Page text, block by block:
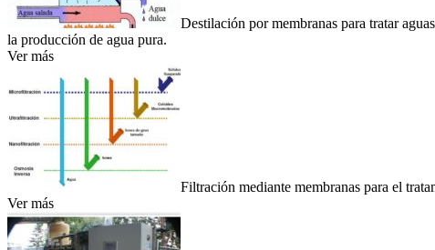
Destilación por membranas para tratar
la producción de agua pura.
Ver más
Filtración mediante membranas para el
Ver más